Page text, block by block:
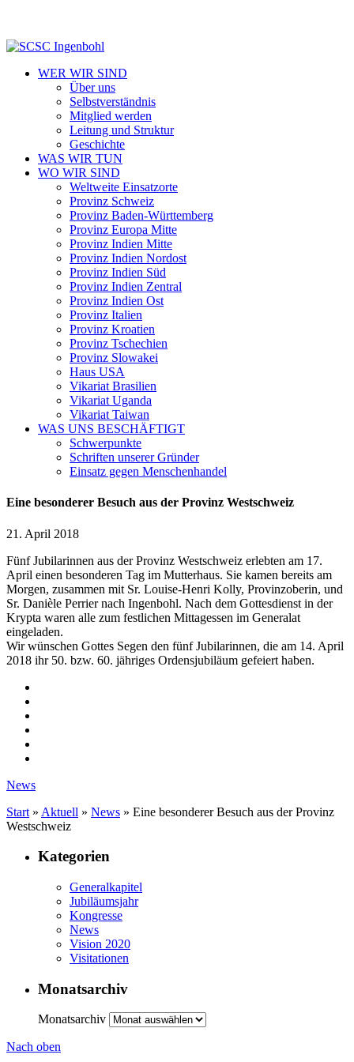
WER WIR SIND
Über uns
Selbstverständnis
Mitglied werden
Leitung und Struktur
Geschichte
WAS WIR TUN
WO WIR SIND
Weltweite Einsatzorte
Provinz Schweiz
Provinz Baden-Württemberg
Provinz Europa Mitte
Provinz Indien Mitte
Provinz Indien Nordost
Provinz Indien Süd
Provinz Indien Zentral
Provinz Indien Ost
Provinz Italien
Provinz Kroatien
Provinz Tschechien
Provinz Slowakei
Haus USA
Vikariat Brasilien
Vikariat Uganda
Vikariat Taiwan
WAS UNS BESCHÄFTIGT
Schwerpunkte
Schriften unserer Gründer
Einsatz gegen Menschenhandel
Eine besonderer Besuch aus der Provinz Westschweiz
21. April 2018
Fünf Jubilarinnen aus der Provinz Westschweiz erlebten am 17.
April einen besonderen Tag im Mutterhaus. Sie kamen bereits am
Morgen, zusammen mit Sr. Louise-Henri Kolly, Provinzoberin, und
Sr. Danièle Perrier nach Ingenbohl. Nach dem Gottesdienst in der
Krypta waren alle zum festlichen Mittagessen im Generalat
eingeladen.
Wir wünschen Gottes Segen den fünf Jubilarinnen, die am 14. April
2018 ihr 50. bzw. 60. jähriges Ordensjubiläum gefeiert haben.
News
Start » Aktuell » News » Eine besonderer Besuch aus der Provinz
Westschweiz
Kategorien
Generalkapitel
Jubiläumsjahr
Kongresse
News
Vision 2020
Visitationen
Monatsarchiv
Monatsarchiv
Nach oben